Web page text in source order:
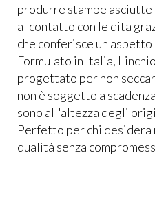
produrre stampe
al contatto con le dita
che conferisce un
Formulato in Italia,
progettato per non
non è soggetto a
sono all'altezza degli
Perfetto per chi
qualità senza